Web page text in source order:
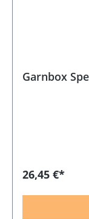
Garnbox
26,45 €*